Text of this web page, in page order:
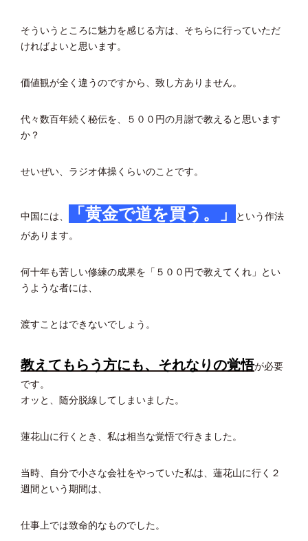
そういうところに魅力を感じる方は、そちらに行っていただ
ければよいと思います。
価値観が全く違うのですから、致し方ありません。
代々数百年続く秘伝を、５００円の月謝で教えると思います
か？
せいぜい、ラジオ体操くらいのことです。
中国には、 「黄金で道を買う。」
という作法
があります。
何十年も苦しい修練の成果を「５００円で教えてくれ」とい
うような者には、
渡すことはできないでしょう。
教えてもらう方にも、それなりの覚悟が必要
です。
オッと、随分脱線してしまいました。
蓮花山に行くとき、私は相当な覚悟で行きました。
当時、自分で小さな会社をやっていた私は、蓮花山に行く２
週間という期間は、
仕事上では致命的なものでした。